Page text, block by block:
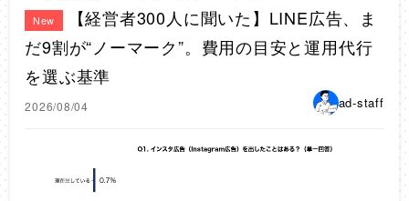
New
【経営者300人に聞いた】LINE広告、ま
だ9割が“ノーマーク”。費用の目安と運用代行
を選ぶ基準
2026/08/04 ad-staff